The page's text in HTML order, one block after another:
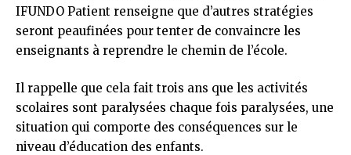
IFUNDO Patient renseigne que d’autres stratégies
seront peaufinées pour tenter de convaincre les
enseignants à reprendre le chemin de l’école.
Il rappelle que cela fait trois ans que les activités
scolaires sont paralysées chaque fois paralysées, une
situation qui comporte des conséquences sur le
niveau d’éducation des enfants.